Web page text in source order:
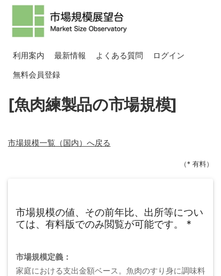
利用案内 最新情報 よくある質問
ログイン
無料会員登録
[魚肉練製品の市場規模]
市場規模一覧（国内）へ戻る
（* 有料）
市場規模の値、その前年比、出所等につい
ては、有料版でのみ閲覧が可能です。
*
市場規模定義：
家庭における支出金額ベース。魚肉のすり身に調味料